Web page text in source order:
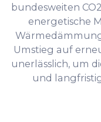
bundesweiten
energetische
Umstieg auf
unerlässlich, um
und